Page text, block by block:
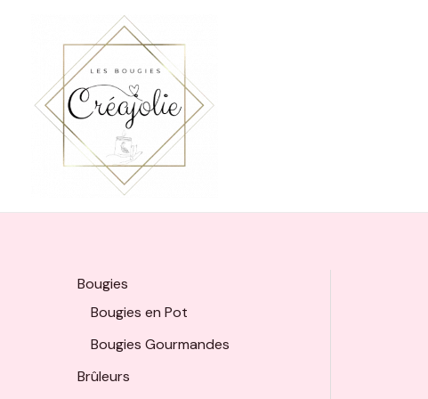
Bougies
Bougies en Pot
Bougies Gourmandes
Brûleurs